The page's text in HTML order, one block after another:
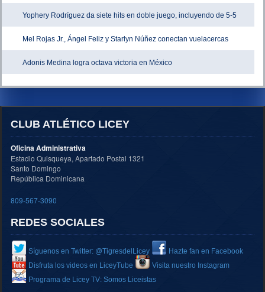
Yophery Rodríguez da siete hits en doble juego, incluyendo de 5-5
Mel Rojas Jr., Ángel Feliz y Starlyn Núñez conectan vuelacercas
Adonis Medina logra octava victoria en México
CLUB ATLÉTICO LICEY
Oficina Administrativa
Estadio Quisqueya, Apartado Postal 1321
Santo Domingo
República Dominicana
809-567-3090
REDES SOCIALES
Síguenos en Twitter: @TigresdelLicey
Hazte fan en Facebook
Disfruta los videos en LiceyTube
Visita nuestro Instagram
Programa de Licey TV: Somos Liceistas